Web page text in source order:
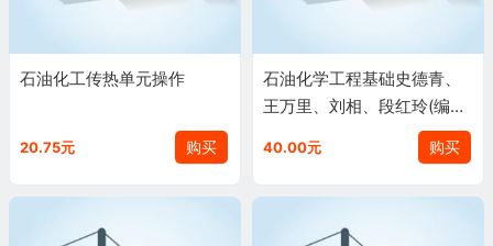
石油化工传热单元操作
20.75元 购买
石油化学工程基础史德青、
王万里、刘相、段红玲(编者)
教材9787511428660
40.00元 购买